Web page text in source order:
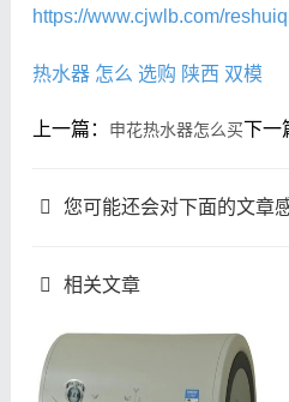
https://www.cjwlb.com/
热水器 怎么 选购 陕西 双模
上一篇： 申花热水器怎么买下一
您可能还会对下面的文章
相关文章